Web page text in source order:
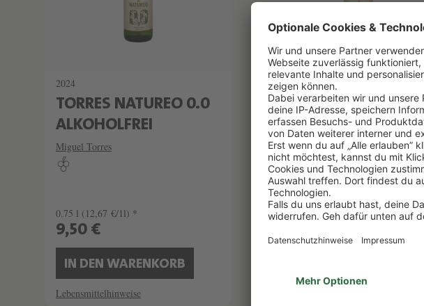
2024
TORRES NATUREO 0.0
ALKOHOLFREI
Miguel Torres
0.75 l (12,67 €/1l) *
9,50 €
IN DEN WARENKORB
Lebensmittelhinweise
2024
TORRES NATUREO
ROSÉ 0.0
ALKOHOLFREI
Miguel Torres
0.75 l(12,67 €/1l) *